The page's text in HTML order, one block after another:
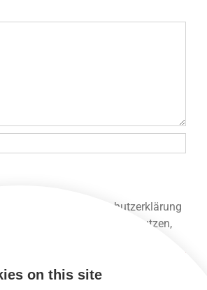
Lies unsere Datenschutzerklärung
alle anderen Funktionen nutzen,
on this site